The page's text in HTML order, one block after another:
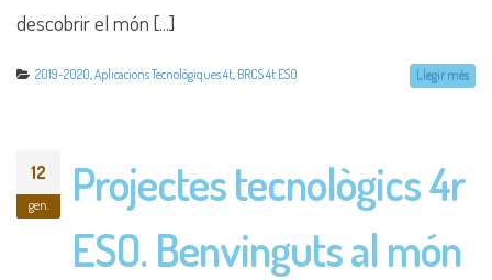
descobrir el món [...]
2019-2020,Aplicacions Tecnològiques 4t, BRCS 4t ESO Llegir més
12
gen.
Projectes tecnològics 4r
ESO. Benvinguts al món